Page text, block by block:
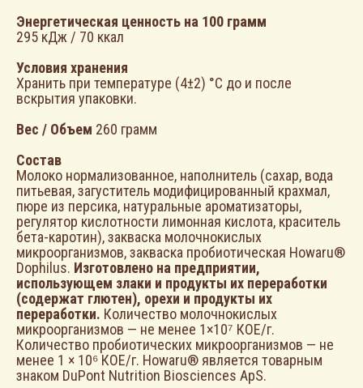
Энергетическая ценность на 100 грамм
295 кДж / 70 ккал
Условия хранения
Хранить при температуре (4±2) °С до и после
вскрытия упаковки.
Вес / Объем 260 грамм
Состав
Молоко нормализованное, наполнитель (сахар, вода
питьевая, загуститель модифицированный крахмал,
пюре из персика, натуральные ароматизаторы,
регулятор кислотности лимонная кислота, краситель
бета-каротин), закваска молочнокислых
микроорганизмов, закваска пробиотическая Howaru®
Dophilus. Изготовлено на предприятии,
использующем злаки и продукты их переработки
(содержат глютен), орехи и продукты их
переработки. Количество молочнокислых
микроорганизмов — не менее 1×10⁷ КОЕ/г.
Количество пробиотических микроорганизмов — не
менее 1 × 10⁶ КОЕ/г. Howaru® является товарным
знаком DuPont Nutrition Biosciences ApS.
ЗАЧЕМ ДАЛЕКО ХОДИТЬ?
ЗАКАЗАТЬ
ЛЮБИМЫЕ
ПРОДУКТЫ НА
САЙТЕ
ПЁС—
СРАЗУ
ПЕРЕХОДИТ
К ДЕЛУ, ТО
КУПИТЬ КУПИТЬ